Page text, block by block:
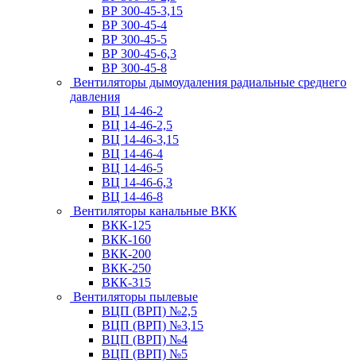
ВР 300-45-3,15
ВР 300-45-4
ВР 300-45-5
ВР 300-45-6,3
ВР 300-45-8
Вентиляторы дымоудаления радиальные среднего
давления
ВЦ 14-46-2
ВЦ 14-46-2,5
ВЦ 14-46-3,15
ВЦ 14-46-4
ВЦ 14-46-5
ВЦ 14-46-6,3
ВЦ 14-46-8
Вентиляторы канальные ВКК
ВКК-125
ВКК-160
ВКК-200
ВКК-250
ВКК-315
Вентиляторы пылевые
ВЦП (ВРП) №2,5
ВЦП (ВРП) №3,15
ВЦП (ВРП) №4
ВЦП (ВРП) №5